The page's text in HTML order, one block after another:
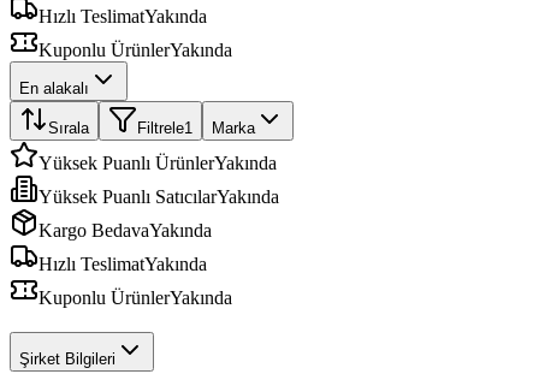
Hızlı TeslimatYakında
Kuponlu ÜrünlerYakında
En alakalı
Sırala Filtrele1 Marka
Yüksek Puanlı ÜrünlerYakında
Yüksek Puanlı SatıcılarYakında
Kargo BedavaYakında
Hızlı TeslimatYakında
Kuponlu ÜrünlerYakında
Şirket Bilgileri